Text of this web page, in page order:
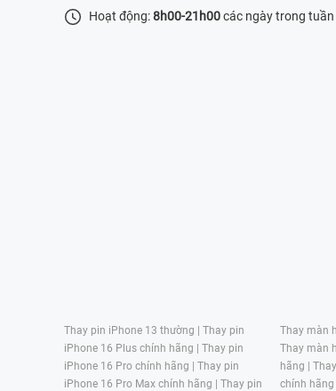
Hoạt động:8h00-21h00các ngày trong tuần
Thay pin iPhone 13 thường | Thay pin
iPhone 16 Plus chính hãng | Thay pin
iPhone 16 Pro chính hãng | Thay pin
iPhone 16 Pro Max chính hãng | Thay pin
Thay màn
Thay màn
hãng |
chính hãng |